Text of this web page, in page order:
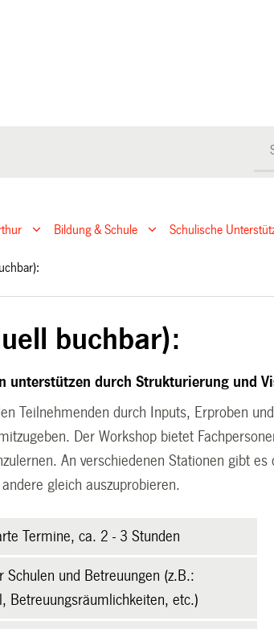
Bildung & Schule Schulische
buchbar):
unterstützen durch Strukturierung und
Teilnehmenden durch Inputs, Erproben
Der Workshop bietet
An verschiedenen Stationen gibt
gleich auszuprobieren.
Termine, ca. 2 - 3 Stunden
Schulen und Betreuungen (z.B.:
Betreuungsräumlichkeiten, etc.)